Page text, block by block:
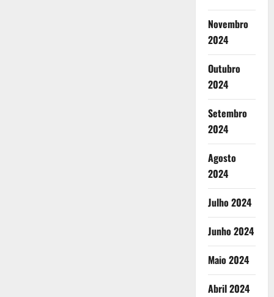
Novembro
2024
Outubro
2024
Setembro
2024
Agosto
2024
Julho 2024
Junho 2024
Maio 2024
Abril 2024